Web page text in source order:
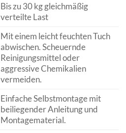
Bis zu 30 kg gleichmäßig
verteilte Last
Mit einem leicht feuchten Tuch
abwischen. Scheuernde
Reinigungsmittel oder
aggressive Chemikalien
vermeiden.
Einfache Selbstmontage mit
beiliegender Anleitung und
Montagematerial.